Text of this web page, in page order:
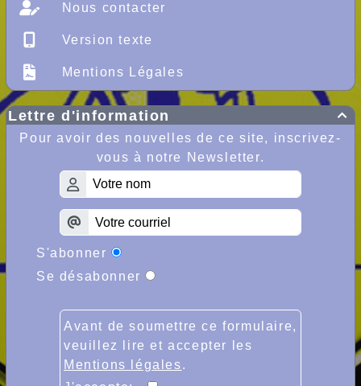
Nous contacter
Version texte
Mentions Légales

Lettre d'information
Pour avoir des nouvelles de ce site, inscrivez-
vous à notre Newsletter.
S'abonner
Se désabonner
Avant de soumettre ce formulaire,
veuillez lire et accepter les
Mentions légales.